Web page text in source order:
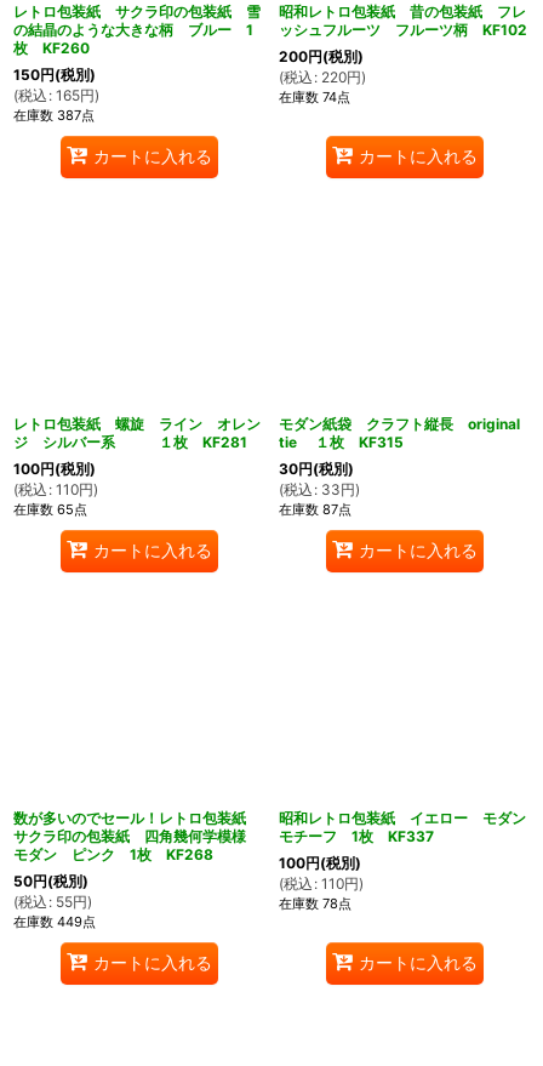
レトロ包装紙 サクラ印の包装紙 雪
の結晶のような大きな柄 ブルー 1
枚 KF260
150円(税別)
(税込 : 165円)
在庫数 387点
カートに入れる
昭和レトロ包装紙 昔の包装紙 フレ
ッシュフルーツ フルーツ柄 KF102
200円(税別)
(税込 : 220円)
在庫数 74点
カートに入れる
レトロ包装紙 螺旋 ライン オレン
ジ シルバー系 １枚 KF281
100円(税別)
(税込 : 110円)
在庫数 65点
カートに入れる
モダン紙袋 クラフト縦長 original
tie １枚 KF315
30円(税別)
(税込 : 33円)
在庫数 87点
カートに入れる
数が多いのでセール！レトロ包装紙
サクラ印の包装紙 四角幾何学模様
モダン ピンク 1枚 KF268
50円(税別)
(税込 : 55円)
在庫数 449点
カートに入れる
昭和レトロ包装紙 イエロー モダン
モチーフ 1枚 KF337
100円(税別)
(税込 : 110円)
在庫数 78点
カートに入れる